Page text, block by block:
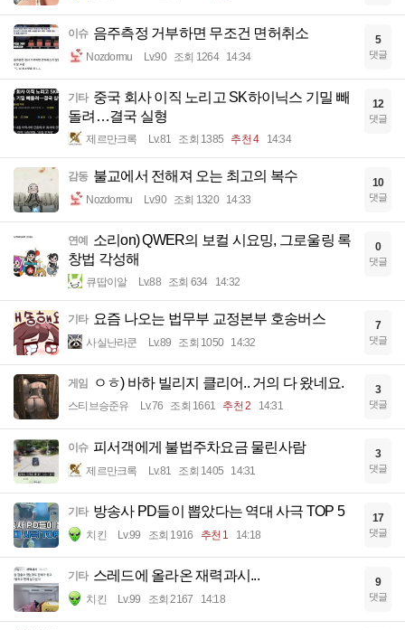
이슈 음주측정 거부하면 무조건 면허취소
Nozdormu Lv.90 조회 1264 14:34
5
댓글
기타 중국 회사 이직 노리고 SK하이닉스 기밀 빼
돌려…결국 실형
제르만크록 Lv.81 조회 1385 추천 4 14:34
12
댓글
감동 불교에서 전해져 오는 최고의 복수
Nozdormu Lv.90 조회 1320 14:33
10
댓글
연예 소리on) QWER의 보컬 시요밍, 그로울링 록
창법 각성해
큐땁이알 Lv.88 조회 634 14:32
0
댓글
기타 요즘 나오는 법무부 교정본부 호송버스
사실난라쿤 Lv.89 조회 1050 14:32
7
댓글
게임 ㅇㅎ) 바하 빌리지 클리어.. 거의 다 왔네요.
스티브승준유 Lv.76 조회 1661 추천 2 14:31
3
댓글
이슈 피서객에게 불법주차요금 물린사람
제르만크록 Lv.81 조회 1405 14:31
3
댓글
기타 방송사 PD들이 뽑았다는 역대 사극 TOP 5
치킨 Lv.99 조회 1916 추천 1 14:18
17
댓글
기타 스레드에 올라온 재력과시...
치킨 Lv.99 조회 2167 14:18
9
댓글